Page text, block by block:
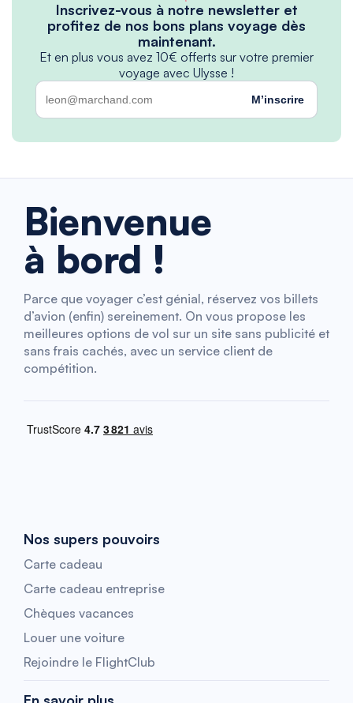
Inscrivez-vous à notre newsletter et
profitez de nos bons plans voyage dès
maintenant.
Et en plus vous avez 10€ offerts sur votre premier
voyage avec Ulysse !
M’inscrire
Bienvenue
à bord !
Parce que voyager c’est génial, réservez vos billets
d’avion (enfin) sereinement. On vous propose les
meilleures options de vol sur un site sans publicité et
sans frais cachés, avec un service client de
compétition.
Nos supers pouvoirs
Carte cadeau
Carte cadeau entreprise
Chèques vacances
Louer une voiture
Rejoindre le FlightClub